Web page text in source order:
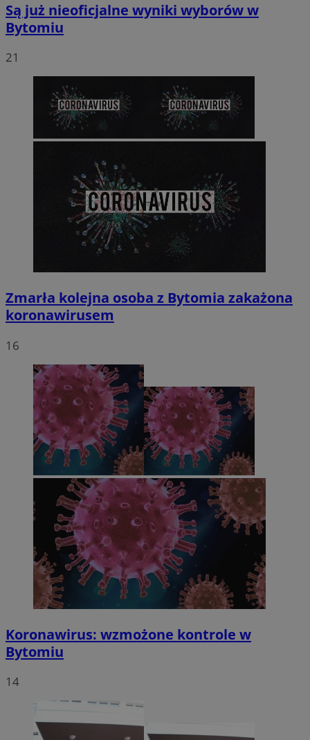
Są już nieoficjalne wyniki wyborów w
Bytomiu
21
Zmarła kolejna osoba z Bytomia zakażona
koronawirusem
16
Koronawirus: wzmożone kontrole w
Bytomiu
14